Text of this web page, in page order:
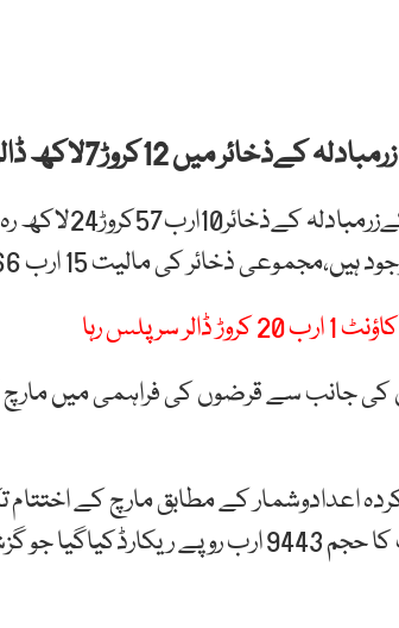
ڈالرز کی کمی ہوگئی ہے۔
رہا
جانب سے قرضوں کی فراہمی میں مارچ کے
اعدادوشمار کے مطابق مارچ کے